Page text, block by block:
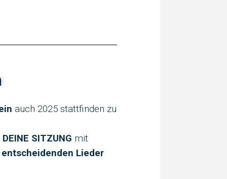
auch 2025 stattfinden zu
DEINE SITZUNG mit
entscheidenden Lieder